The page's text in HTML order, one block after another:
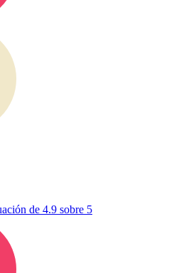
de 4.9 sobre 5